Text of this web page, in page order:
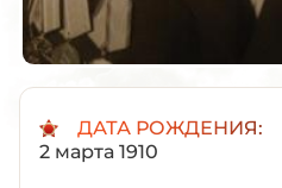
ДАТА РОЖДЕНИЯ:
2 марта 1910